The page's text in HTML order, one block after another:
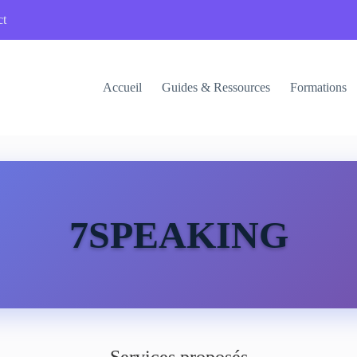
Accueil Guides & Ressources Formations
7SPEAKING